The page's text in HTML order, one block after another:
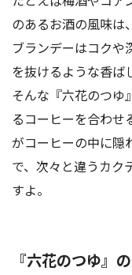
のあるお酒の風味は
ブランデーはコクや
を抜けるような香ば
そんな『六花のつゆ
るコーヒーを合わせ
がコーヒーの中に隠
で、次々と違うカク
すよ。
『六花のつゆ』